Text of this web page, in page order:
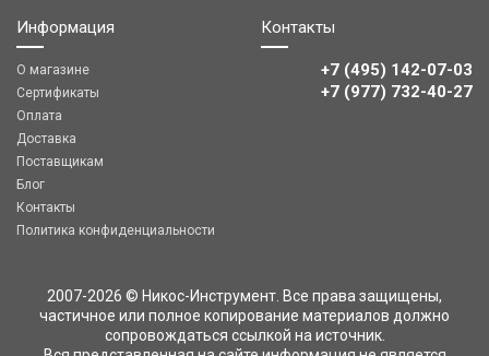
Информация
О магазине
Сертификаты
Оплата
Доставка
Поставщикам
Блог
Контакты
Политика конфиденциальности
Контакты
+7 (495) 142-07-03
‎‎+7 (977) 732-40-27
2007-2026 © Никос-Инструмент. Все права защищены,
частичное или полное копирование материалов должно
сопровождаться ссылкой на источник.